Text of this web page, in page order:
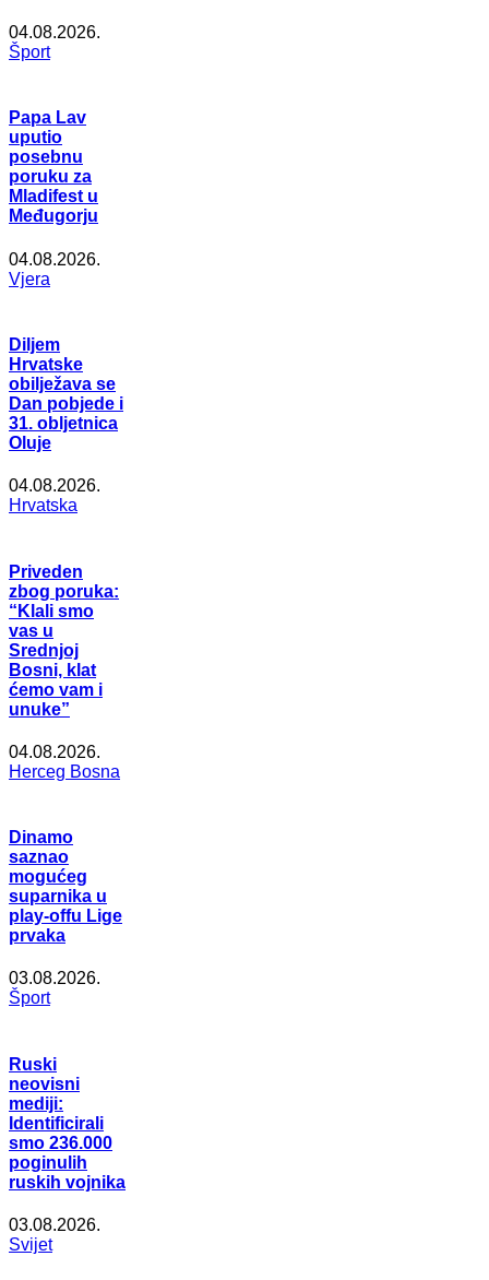
04.08.2026.
Šport
Papa Lav
uputio
posebnu
poruku za
Mladifest u
Međugorju
04.08.2026.
Vjera
Diljem
Hrvatske
obilježava se
Dan pobjede i
31. obljetnica
Oluje
04.08.2026.
Hrvatska
Priveden
zbog poruka:
“Klali smo
vas u
Srednjoj
Bosni, klat
ćemo vam i
unuke”
04.08.2026.
Herceg Bosna
Dinamo
saznao
mogućeg
suparnika u
play-offu Lige
prvaka
03.08.2026.
Šport
Ruski
neovisni
mediji:
Identificirali
smo 236.000
poginulih
ruskih vojnika
03.08.2026.
Svijet